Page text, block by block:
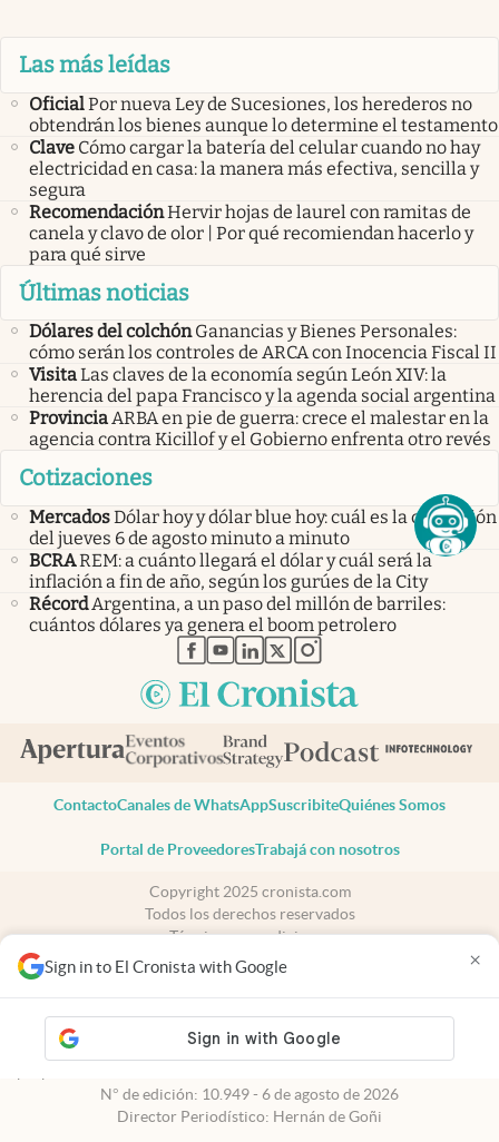
Sign in to El Cronista with Google ×
Las más leídas
OficialPor nueva Ley de Sucesiones, los herederos no
obtendrán los bienes aunque lo determine el testamento
Clave Cómo cargar la batería del celular cuando no hay
electricidad en casa: la manera más efectiva, sencilla y
segura
RecomendaciónHervir hojas de laurel con ramitas de
canela y clavo de olor | Por qué recomiendan hacerlo y
para qué sirve
Últimas noticias
Dólares del colchón Ganancias y Bienes Personales:
cómo serán los controles de ARCA con Inocencia Fiscal II
VisitaLas claves de la economía según León XIV: la
herencia del papa Francisco y la agenda social argentina
ProvinciaARBA en pie de guerra: crece el malestar en la
agencia contra Kicillof y el Gobierno enfrenta otro revés
Cotizaciones
MercadosDólar hoy y dólar blue hoy: cuál es la cotización
del jueves 6 de agosto minuto a minuto
BCRAREM: a cuánto llegará el dólar y cuál será la
inflación a fin de año, según los gurúes de la City
Récord Argentina, a un paso del millón de barriles:
cuántos dólares ya genera el boom petrolero
abre en nueva pestaña
abre en nueva pestaña
abre en nueva pestaña
abre en nueva pestaña
abre en nueva pestaña
ContactoCanales de WhatsAppSuscribiteQuiénes Somos
Portal de ProveedoresTrabajá con nosotros
Copyright 2025 cronista.com
Todos los derechos reservados
Términos y condiciones
Privacidad
Consentimiento
cronista.com
es propiedad de El Cronista Comercial S.A Registro de
N° de edición: 10.949 - 6 de agosto de 2026
Director Periodístico: Hernán de Goñi